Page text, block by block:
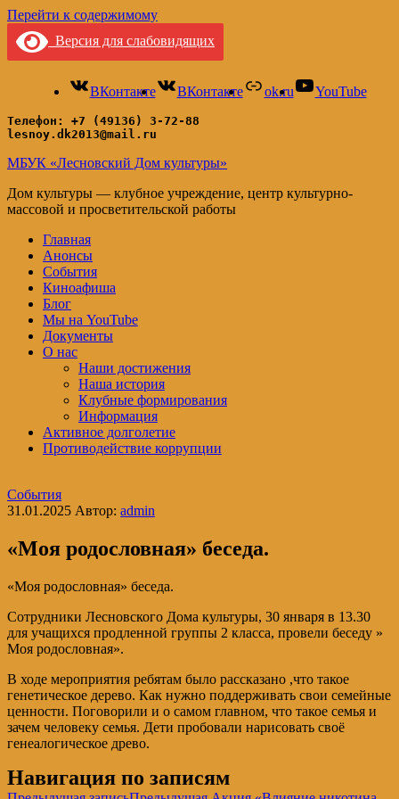
Перейти к содержимому
Версия для слабовидящих
ВКонтакте ВКонтакте ok.ru YouTube
Телефон: +7 (49136) 3-72-88
lesnoy.dk2013@mail.ru
МБУК «Лесновский Дом культуры»
Дом культуры — клубное учреждение, центр культурно-
массовой и просветительской работы
Главная
Анонсы
События
Киноафиша
Блог
Мы на YouTube
Документы
О нас
Наши достижения
Наша история
Клубные формирования
Информация
Активное долголетие
Противодействие коррупции
События
31.01.2025 Автор: admin
«Моя родословная» беседа.
«Моя родословная» беседа.
Сотрудники Лесновского Дома культуры, 30 января в 13.30
для учащихся продленной группы 2 класса, провели беседу »
Моя родословная».
В ходе мероприятия ребятам было рассказано ,что такое
генетическое дерево. Как нужно поддерживать свои семейные
ценности. Поговорили и о самом главном, что такое семья и
зачем человеку семья. Дети пробовали нарисовать своё
генеалогическое древо.
Навигация по записям